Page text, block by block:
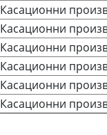
Касационни
Касационни
Касационни
Касационни
Касационни
Касационни